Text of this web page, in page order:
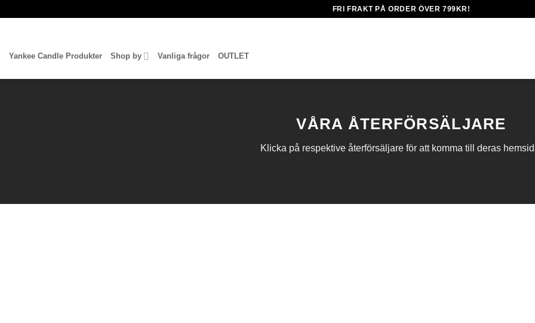
FRI FRAKT PÅ ORDER ÖVER 799KR!
Yankee Candle Produkter Shop by Vanliga frågor OUTLET
VÅRA ÅTERFÖRSÄLJARE
Klicka på respektive återförsäljare för att komma till deras